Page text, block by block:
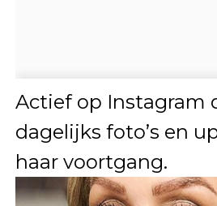
Actief op Instagram
dagelijks foto’s en
haar voortgang.